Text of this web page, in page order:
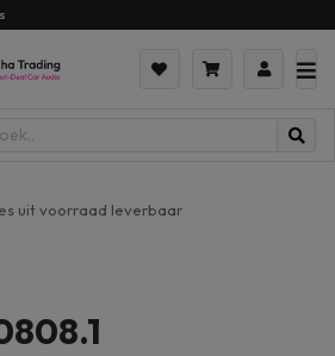
uit voorraad leverbaar